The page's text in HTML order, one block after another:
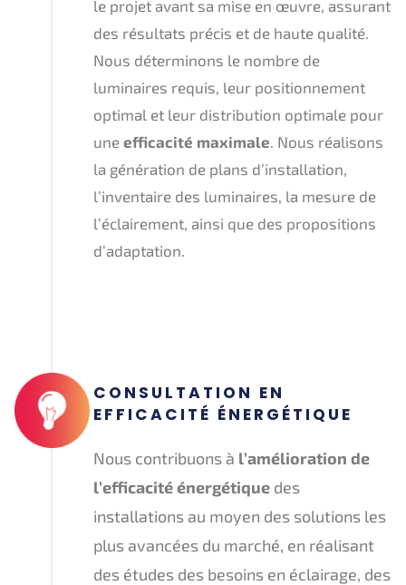
le projet avant sa mise en œuvre, assurant
des résultats précis et de haute qualité.
Nous déterminons le nombre de
luminaires requis, leur positionnement
optimal et leur distribution optimale pour
uneefficacité maximale . Nous réalisons
la génération de plans d’installation,
l’inventaire des luminaires, la mesure de
l’éclairement, ainsi que des propositions
d’adaptation.
CONSULTATION EN
EFFICACITÉ ÉNERGÉTIQUE
Nous contribuons à l’amélioration de
l’efficacité énergétique des
installations au moyen des solutions les
plus avancées du marché, en réalisant
des études des besoins en éclairage, des